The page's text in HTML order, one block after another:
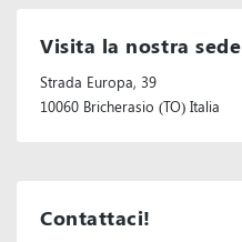
Visita la nostra sede
Strada Europa, 39
10060 Bricherasio (TO) Italia
Contattaci!